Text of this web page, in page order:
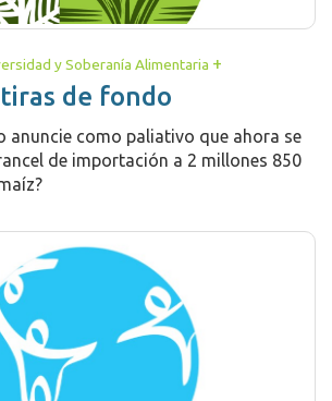
y Soberanía Alimentaria +
de fondo
anuncie como paliativo que ahora se
de importación a 2 millones 850